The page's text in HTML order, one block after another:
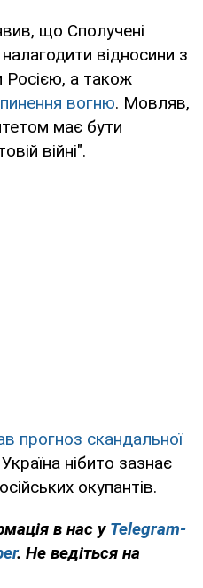
що Сполучені
відносини з
а також
вогню. Мовляв,
має бути
війні".
прогноз скандальної
нібито зазнає
окупантів.
в нас у Telegram-
. Не ведіться на